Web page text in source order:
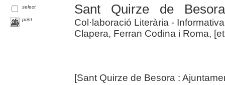
select
print
Sant Quirze de
Col·laboració Literària -
Clapera, Ferran Codina i Roma,
[Sant Quirze de Besora :